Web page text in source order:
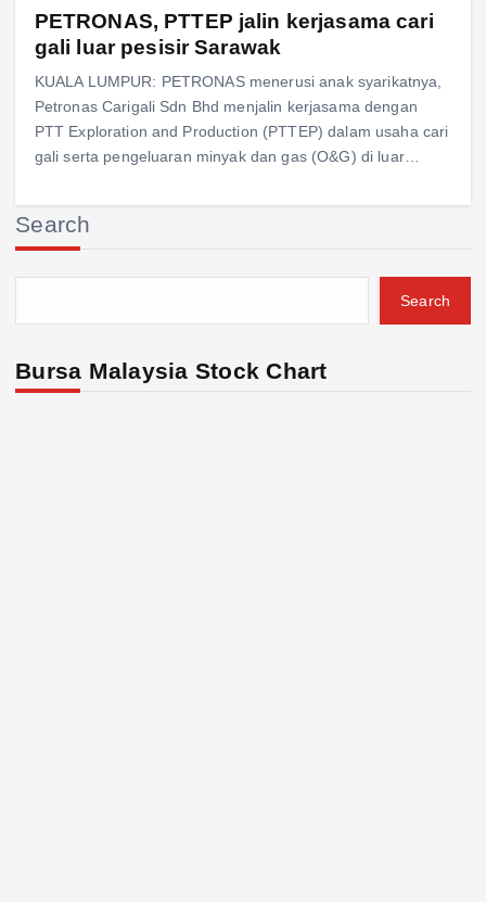
PETRONAS, PTTEP jalin kerjasama cari
gali luar pesisir Sarawak
KUALA LUMPUR: PETRONAS menerusi anak syarikatnya,
Petronas Carigali Sdn Bhd menjalin kerjasama dengan
PTT Exploration and Production (PTTEP) dalam usaha cari
gali serta pengeluaran minyak dan gas (O&G) di luar…
Search
Search
Bursa Malaysia Stock Chart